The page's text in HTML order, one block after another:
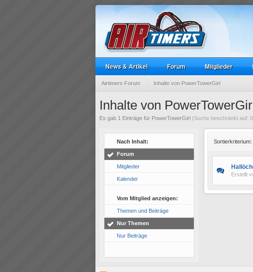
News & Artikel Forum Mitglieder
Airtimers Forum Inhalte von PowerTowerGirl
Inhalte von
Es gab 1 Einträge für PowerTowerGirl (Suche beschränkt auf:
Nach Inhalt:
Forum
Mitglieder
Kalender
Vom Mitglied anzeigen:
Themen und Beiträge
Nur Themen
Nur Beiträge
Sortierkriterium:
Erstellt